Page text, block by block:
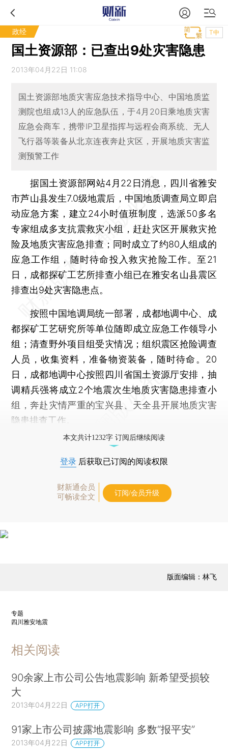
政经 T中
国土资源部：已查出9处灾害隐患
2013年04月22日 11:08
国土资源部地质灾害应急技术指导中心、中国地质监
测院也组成13人的应急队伍，于4月20日乘地质灾害
应急会商车，携带IP卫星指挥与远程会商系统、无人
飞行器等装备从北京连夜奔赴灾区，开展地质灾害监
测预警工作
据国土资源部网站4月22日消息，四川省雅安
市芦山县发生7.0级地震后，中国地质调查局立即启
动应急方案，建立24小时值班制度，选派50多名
专家组成多支抗震救灾小组，赶赴灾区开展救灾抢
险及地质灾害应急排查；同时成立了约80人组成的
应急工作组，随时待命投入救灾抢险工作。至21
日，成都探矿工艺所排查小组已在雅安名山县震区
排查出9处灾害隐患点。
按照中国地调局统一部署，成都地调中心、成
都探矿工艺研究所等单位随即成立应急工作领导小
组；清查野外项目组受灾情况；组织震区抢险调查
人员，收集资料，准备物资装备，随时待命。20
日，成都地调中心按照四川省国土资源厅安排，抽
调精兵强将成立2个地震次生地质灾害隐患排查小
组，奔赴灾情严重的宝兴县、天全县开展地质灾害
隐患排查工作。
本文共计1232字 订阅后继续阅读
登录 后获取已订阅的阅读权限
财新通会员
可畅读全文
订阅/会员升级
版面编辑：林飞
专题
四川雅安地震
相关阅读
90余家上市公司公告地震影响 新希望受损较
大
2013年04月22日 APP打开
91家上市公司披露地震影响 多数“报平安”
2013年04月22日 APP打开